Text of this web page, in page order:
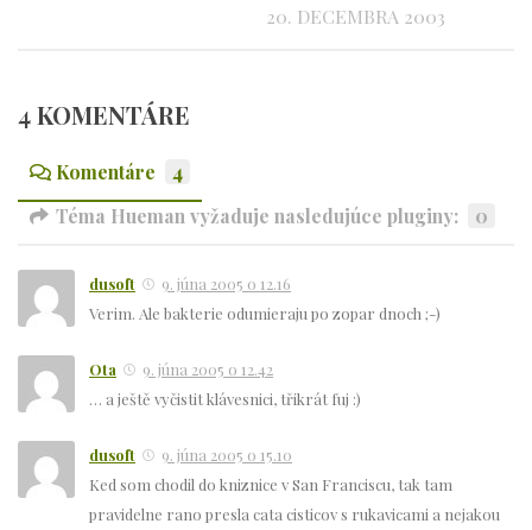
20. DECEMBRA 2003
4 KOMENTÁRE
Komentáre
4
Téma Hueman vyžaduje nasledujúce pluginy:
0
dusoft
9. júna 2005 o 12.16
Verim. Ale bakterie odumieraju po zopar dnoch ;-)
Ota
9. júna 2005 o 12.42
… a ještě vyčistit klávesnici, třikrát fuj :)
dusoft
9. júna 2005 o 15.10
Ked som chodil do kniznice v San Franciscu, tak tam
pravidelne rano presla cata cisticov s rukavicami a nejakou